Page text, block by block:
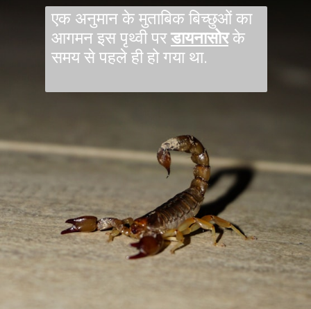
एक अनुमान के मुताबिक बिच्छुओं का
आगमन इस पृथ्वी परडायनासोरके
समय से पहले ही हो गया था.